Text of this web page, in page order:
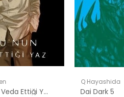
Hikaru'nun Veda Ettiği Yaz Cilt 7
Q Hayashida
Dai Dark 5